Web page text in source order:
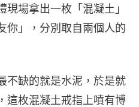
場拿出一枚「混凝土」
你」，分別取自兩個人的
不缺的就是水泥，於是就
這枚混凝土戒指上噴有博